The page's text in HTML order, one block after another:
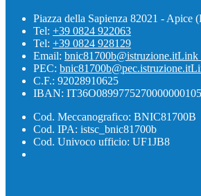
Piazza della Sapienza 82021 - Apice
Tel: +39 0824 922063
Tel: +39 0824 928129
Email: bnic81700b@istruzione.itLink
PEC: bnic81700b@pec.istruzione.it
C.F.: 92028910625
IBAN:
Cod. Meccanografico: BNIC81700B
Cod. IPA: istsc_bnic81700b
Cod. Univoco ufficio: UF1JB8